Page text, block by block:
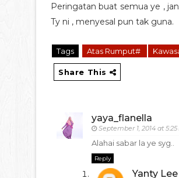
Peringatan buat semua ye ,
Ty ni , menyesal pun tak guna.
Tags Atas Rumput#
Share This
yaya_flanella
September 1, 2014 at 5:25
Alahai sabar la ye syg..
Reply
Yanty Lee